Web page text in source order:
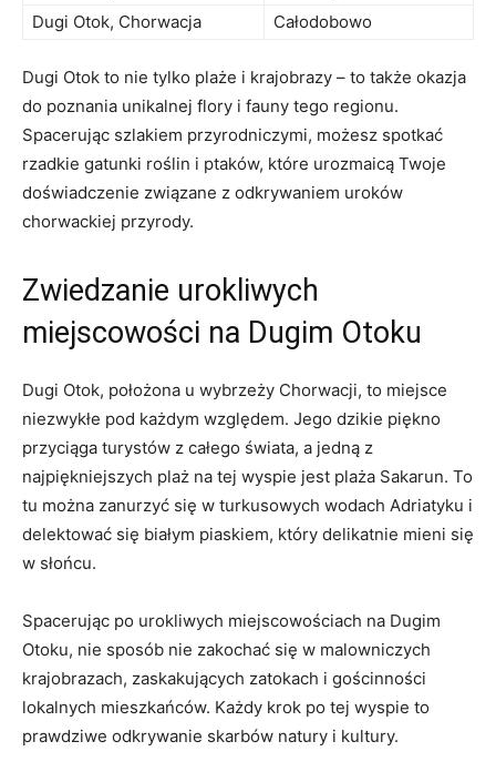
Dugi Otok, Chorwacja
Całodobowo
Dugi⁣ Otok to nie tylko plaże i krajobrazy ‌– to także okazja
do ‌poznania ⁢unikalnej flory i fauny tego regionu.
Spacerując szlakiem przyrodniczymi, możesz spotkać
rzadkie gatunki roślin i ptaków, ⁢które urozmaicą ​Twoje
doświadczenie związane z odkrywaniem uroków
chorwackiej przyrody.
Zwiedzanie ⁣urokliwych
miejscowości na Dugim Otoku
Dugi‌ Otok,‌ położona​ u wybrzeży‌ Chorwacji, to miejsce
niezwykłe pod każdym względem. Jego dzikie⁤ piękno
przyciąga turystów z⁤ całego świata, a jedną z
najpiękniejszych plaż‍ na​ tej wyspie ​jest plaża Sakarun. To
tu można‌ zanurzyć się w turkusowych wodach‍ Adriatyku i
delektować się⁣ białym piaskiem, który delikatnie mieni ⁣się
w‌ słońcu.
Spacerując⁤ po urokliwych miejscowościach na Dugim
Otoku, nie sposób nie ​zakochać‌ się w malowniczych‍
krajobrazach,⁣ zaskakujących zatokach i gościnności
lokalnych mieszkańców. Każdy ⁢krok po tej wyspie to
prawdziwe odkrywanie skarbów⁣ natury⁣ i kultury.